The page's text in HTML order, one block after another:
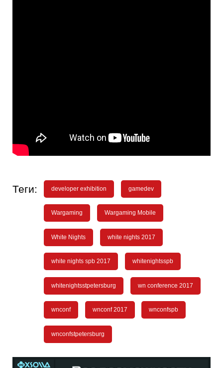
Теги: developer exhibition gamedev
Wargaming Wargaming Mobile
White Nights white nights 2017
white nights spb 2017 whitenightsspb
whitenightsstpetersburg wn conference 2017
wnconf wnconf 2017 wnconfspb
wnconfstpetersburg